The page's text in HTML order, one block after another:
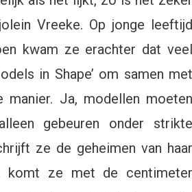
Vreeke. Op jonge leeftijd
kwam ze erachter dat veel
in Shape’ om samen met
Ja, modellen moeten
gebeuren onder strikte
ze de geheimen van haar
komt ze met de centimeter